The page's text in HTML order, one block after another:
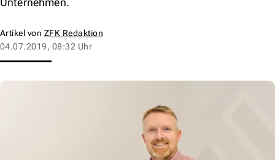
Artikel von ZFK Redaktion
04.07.2019, 08:32 Uhr